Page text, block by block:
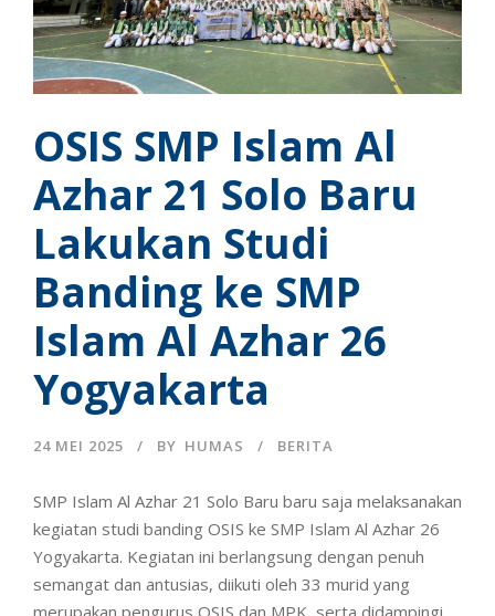
OSIS SMP Islam Al
Azhar 21 Solo Baru
Lakukan Studi
Banding ke SMP
Islam Al Azhar 26
Yogyakarta
24 MEI 2025 BY HUMAS BERITA
SMP Islam Al Azhar 21 Solo Baru baru saja melaksanakan
kegiatan studi banding OSIS ke SMP Islam Al Azhar 26
Yogyakarta. Kegiatan ini berlangsung dengan penuh
semangat dan antusias, diikuti oleh 33 murid yang
merupakan pengurus OSIS dan MPK, serta didampingi